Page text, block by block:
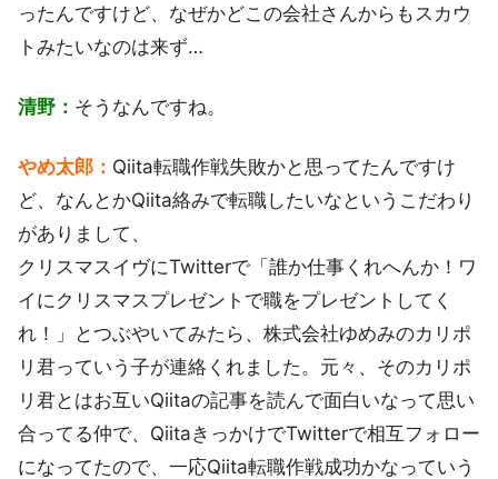
ったんですけど、なぜかどこの会社さんからもスカウ
トみたいなのは来ず…
清野： そうなんですね。
やめ太郎： Qiita転職作戦失敗かと思ってたんですけ
ど、なんとかQiita絡みで転職したいなというこだわり
がありまして、
クリスマスイヴにTwitterで「誰か仕事くれへんか！ワ
イにクリスマスプレゼントで職をプレゼントしてく
れ！」とつぶやいてみたら、株式会社ゆめみのカリポ
リ君っていう子が連絡くれました。元々、そのカリポ
リ君とはお互いQiitaの記事を読んで面白いなって思い
合ってる仲で、QiitaきっかけでTwitterで相互フォロー
になってたので、一応Qiita転職作戦成功かなっていう